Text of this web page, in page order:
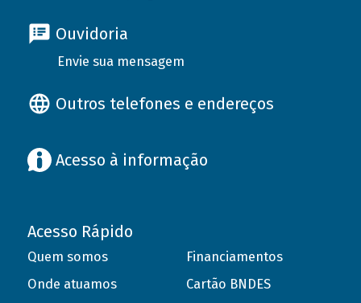
Ouvidoria
Envie sua mensagem
Outros telefones e endereços
Acesso à informação
Acesso Rápido
Quem somos
Onde atuamos
Financiamentos
Cartão BNDES